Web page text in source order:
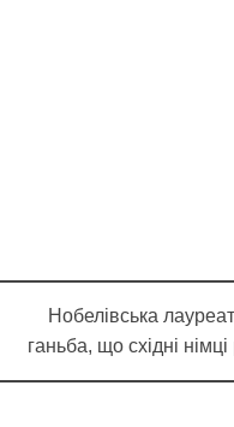
Нобелівська
ганьба, що східні